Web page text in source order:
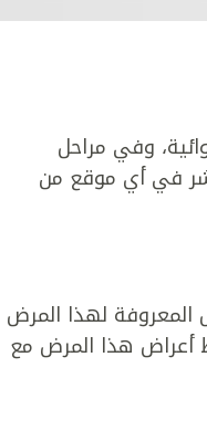
وفي مراحل
في أي موقع من
المعروفة لهذا المرض
أعراض هذا المرض مع